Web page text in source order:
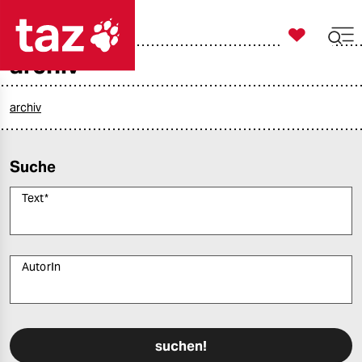
politik
gesellschaft
sport

taz zahl ich
archiv
archiv
Suche
Text*
AutorIn